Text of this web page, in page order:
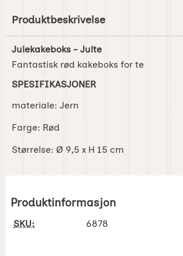
Produktbeskrivelse
Julekakeboks - Julte
Fantastisk rød kakeboks for te
SPESIFIKASJONER
materiale: Jern
Farge: Rød
Størrelse: Ø 9,5 x H 15 cm
Produktinformasjon
SKU: 6878